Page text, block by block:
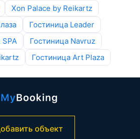
Xon Palace by Reikartz
Гостиница Leader
Гостиница Navruz
Гостиница Art Plaza
объект